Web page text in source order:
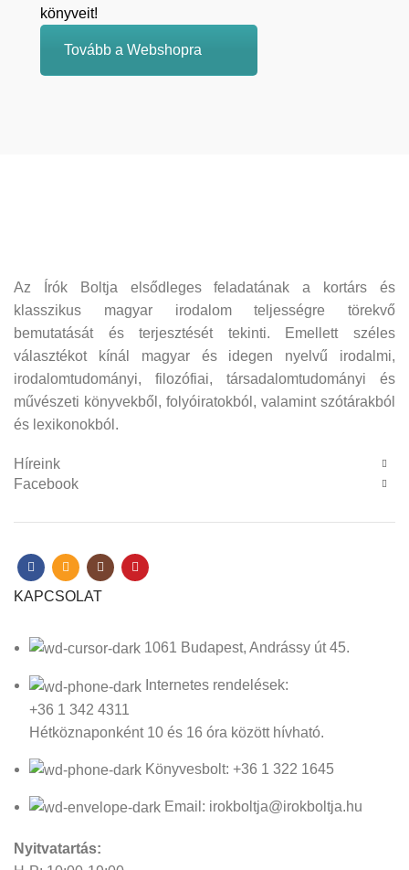
könyveit!
Tovább a Webshopra
Az Írók Boltja elsődleges feladatának a kortárs és
klasszikus magyar irodalom teljességre törekvő
bemutatását és terjesztését tekinti. Emellett széles
választékot kínál magyar és idegen nyelvű irodalmi,
irodalomtudományi, filozófiai, társadalomtudományi és
művészeti könyvekből, folyóiratokból, valamint szótárakból
és lexikonokból.
Híreink
Facebook
KAPCSOLAT
1061 Budapest, Andrássy út 45.
Internetes rendelések:
+36 1 342 4311
Hétköznaponként 10 és 16 óra között hívható.
Könyvesbolt: +36 1 322 1645
Email: irokboltja@irokboltja.hu
Nyitvatartás: